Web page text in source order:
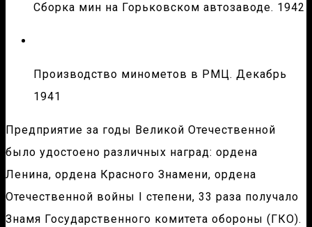
Сборка мин на Горьковском автозаводе. 1942
Производство минометов в РМЦ. Декабрь
1941
Предприятие за годы Великой Отечественной
было удостоено различных наград: ордена
Ленина, ордена Красного Знамени, ордена
Отечественной войны I степени, 33 раза получало
Знамя Государственного комитета обороны (ГКО).